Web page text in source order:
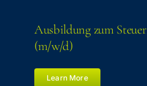
Aus­bil­dung zum
(m/​w/​d)
Learn More